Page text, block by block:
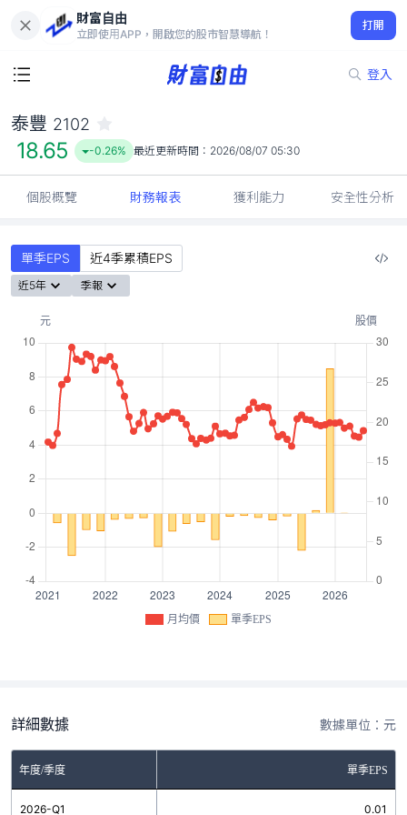
財富自由
立即使用APP，開啟您的股市智慧導航！
打開
登入
18.65
-0.26%
泰豐 2102
18.65 -0.26% 最近更新時間： 2026/08/07 05:30
個股概覽 財務報表 獲利能力 安全性分析
單季EPS 近4季累積EPS
近5年 季報
月均價 單季EPS
詳細數據 數據單位：元
年度/季度 單季EPS
2026-Q1 0.01